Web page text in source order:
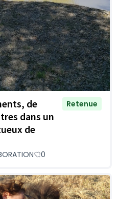
de
dans un
de
Retenue
0